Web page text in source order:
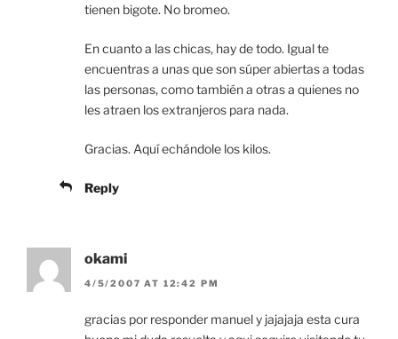
tienen bigote. No bromeo.
En cuanto a las chicas, hay de todo. Igual te
encuentras a unas que son súper abiertas a todas
las personas, como también a otras a quienes no
les atraen los extranjeros para nada.
Gracias. Aquí echándole los kilos.
Reply
okami
4/5/2007 AT 12:42 PM
gracias por responder manuel y jajajaja esta cura